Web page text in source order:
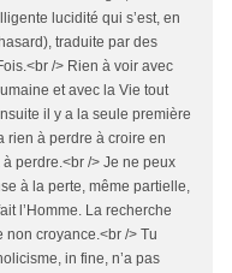
lucidité qui s’est, en
traduite par des
/> Rien à voir avec
et avec la Vie tout
il y a la seule première
rien à perdre à croire en
à perdre.<br /> Je ne peux
à la perte, même partielle,
l’Homme. La recherche
croyance.<br /> Tu
in fine, n’a pas